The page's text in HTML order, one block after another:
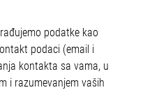
podatke kao
podaci (email i
kontakta sa vama, u
i razumevanjem vaših